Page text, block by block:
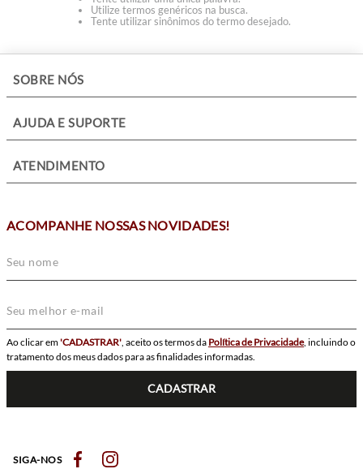
Utilize termos genéricos na busca.
Tente utilizar sinônimos do termo desejado.
SOBRE NÓS
AJUDA E SUPORTE
ATENDIMENTO
ACOMPANHE NOSSAS NOVIDADES!
Ao clicar em'CADASTRAR', aceito os termos da Política de Privacidade, incluindo o
tratamento dos meus dados para as finalidades informadas.
CADASTRAR
SIGA-NOS